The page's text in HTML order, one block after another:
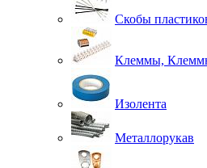
Скобы
Клеммы,
Изолента
Металлорукав